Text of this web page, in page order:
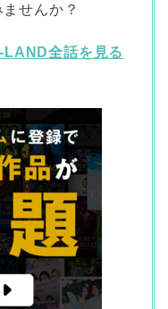
せんか？
LAND全話を見る